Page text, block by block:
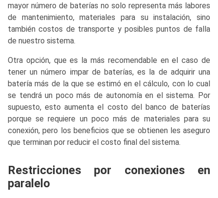
mayor número de baterías no solo representa más labores
de mantenimiento, materiales para su instalación, sino
también costos de transporte y posibles puntos de falla
de nuestro sistema.
Otra opción, que es la más recomendable en el caso de
tener un número impar de baterías, es la de adquirir una
batería más de la que se estimó en el cálculo, con lo cual
se tendrá un poco más de autonomía en el sistema. Por
supuesto, esto aumenta el costo del banco de baterías
porque se requiere un poco más de materiales para su
conexión, pero los beneficios que se obtienen les aseguro
que terminan por reducir el costo final del sistema.
Restricciones por conexiones en
paralelo